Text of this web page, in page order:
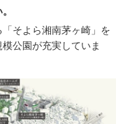
そよら湘南茅ヶ崎」を
公園が充実していま